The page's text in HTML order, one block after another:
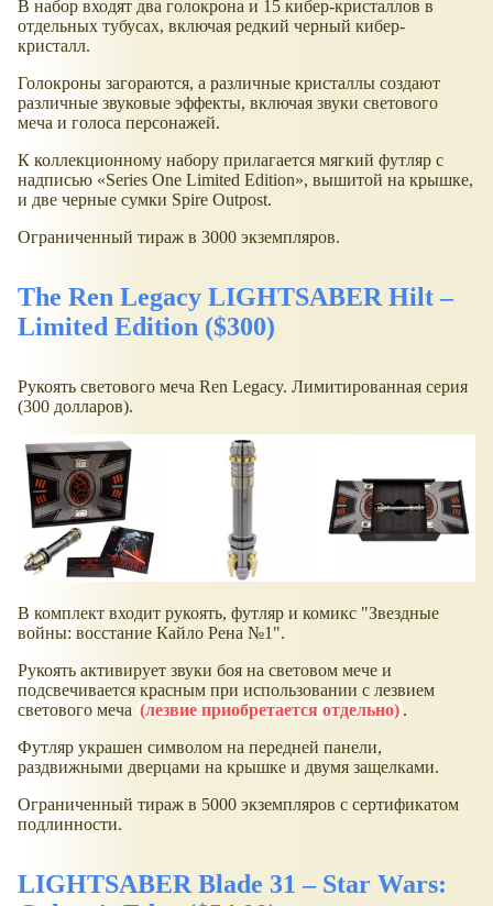
В набор входят два голокрона и 15 кибер-кристаллов в
отдельных тубусах, включая редкий черный кибер-
кристалл.
Голокроны загораются, а различные кристаллы создают
различные звуковые эффекты, включая звуки светового
меча и голоса персонажей.
К коллекционному набору прилагается мягкий футляр с
надписью
Series One Limited Edition , вышитой на крышке,
и две черные сумки Spire Outpost.
Ограниченный тираж в 3000 экземпляров.
The Ren Legacy LIGHTSABER Hilt –
Limited Edition ($300)
Рукоять светового меча Ren Legacy. Лимитированная серия
(300 долларов).
В комплект входит рукоять, футляр и комикс "Звездные
войны: восстание Кайло Рена №1".
Рукоять активирует звуки боя на световом мече и
подсвечивается красным при использовании с лезвием
светового меча (лезвие приобретается отдельно) .
Футляр украшен символом на передней панели,
раздвижными дверцами на крышке и двумя защелками.
Ограниченный тираж в 5000 экземпляров с сертификатом
подлинности.
LIGHTSABER Blade 31 – Star Wars: